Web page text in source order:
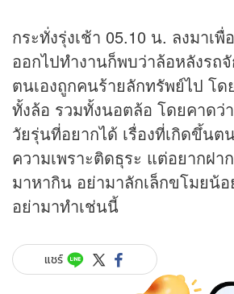
กระทั่งรุ่งเช้า 05.10 น. ลงมาเ
ออกไปทำงานก็พบว่าล้อหลังรถ
ตนเองถูกคนร้ายลักทรัพย์ไป โ
ทั้งล้อ รวมทั้งนอตล้อ โดยคาดว่
วัยรุ่นที่อยากได้ เรื่องที่เกิดขึ้นต
ความเพราะติดธุระ แต่อยากฝา
มาหากิน อย่ามาลักเล็กขโมยน้
อย่ามาทำเช่นนี้
แชร์